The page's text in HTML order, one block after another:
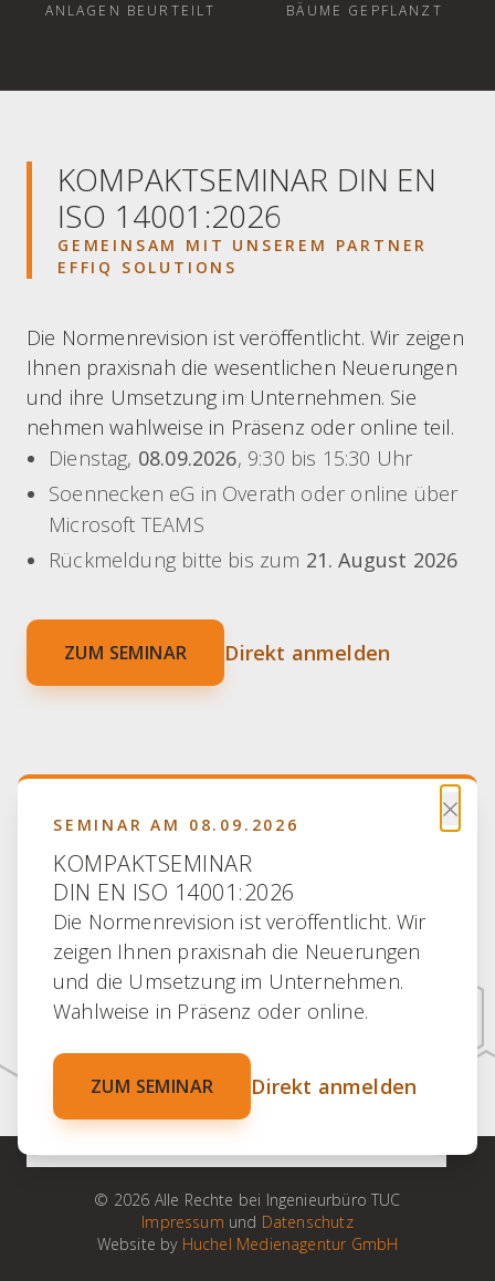
ANLAGEN BEURTEILT BÄUME GEPFLANZT
KOMPAKTSEMINAR DIN EN
ISO 14001:2026
GEMEINSAM MIT UNSEREM PARTNER
EFFIQ SOLUTIONS
Die Normenrevision ist veröffentlicht. Wir zeigen
Ihnen praxisnah die wesentlichen Neuerungen
und ihre Umsetzung im Unternehmen. Sie
nehmen wahlweise in Präsenz oder online teil.
Dienstag, 08.09.2026, 9:30 bis 15:30 Uhr
Soennecken eG in Overath oder online über
Microsoft TEAMS
Rückmeldung bitte bis zum 21. August 2026
ZUM SEMINAR Direkt anmelden
×
SEMINAR AM 08.09.2026
KOMPAKTSEMINAR
DIN EN ISO 14001:2026
Die Normenrevision ist veröffentlicht. Wir
zeigen Ihnen praxisnah die Neuerungen
und die Umsetzung im Unternehmen.
Wahlweise in Präsenz oder online.
ZUM SEMINAR Direkt anmelden
30 JAHRE ERFAHRUNG
30 JAHRE PARTNERSCHAFT
30 JAHRE KOMPETENZ
30 JAHRE ENGAGEMENT
100 % VERTRAUEN
© 2026 Alle Rechte bei Ingenieurbüro TUC
Impressum und Datenschutz
Website by Huchel Medienagentur GmbH